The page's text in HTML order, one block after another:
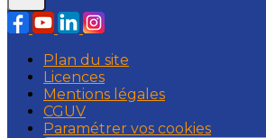
Plan du site
Licences
Mentions légales
CGUV
Paramétrer vos cookies